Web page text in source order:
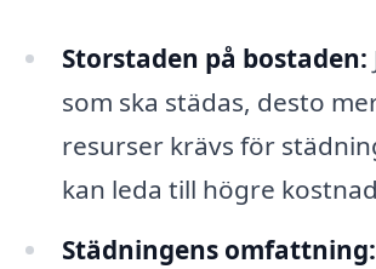
Storstaden på bostaden:
som ska städas, desto
resurser krävs för
kan leda till högre
Städningens omfattning: